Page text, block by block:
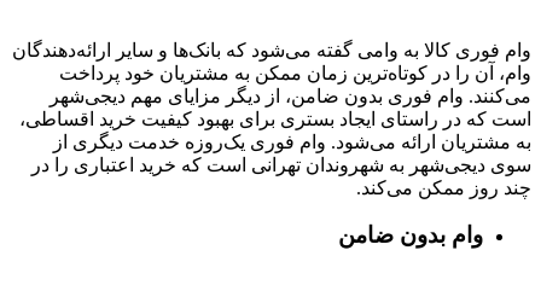
وام فوری کالا به وامی گفته می‌شود که بانک‌ها و سایر ارائه‌دهندگان
وام، آن را در کوتاه‌ترین زمان ممکن به مشتریان خود پرداخت
می‌کنند. وام فوری بدون ضامن، از دیگر مزایای مهم دیجی‌شهر
است که در راستای ایجاد بستری برای بهبود کیفیت خرید اقساطی،
به مشتریان ارائه می‌شود. وام فوری یک‌روزه خدمت دیگری از
سوی دیجی‌شهر به شهروندان تهرانی است که خرید اعتباری را در
چند روز ممکن می‌کند.
وام بدون ضامن